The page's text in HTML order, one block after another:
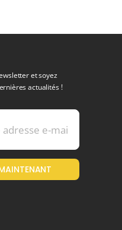
et soyez
actualités !